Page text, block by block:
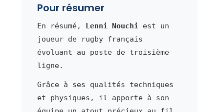
Pour résumer
En résumé, Lenni Nouchiest un
joueur de rugby français
évoluant au poste de troisième
ligne.
Grâce à ses qualités techniques
et physiques, il apporte à son